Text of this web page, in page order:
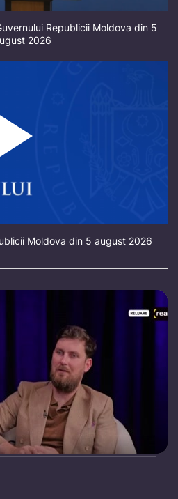
Republicii Moldova din 5
2026
Moldova din 5 august 2026